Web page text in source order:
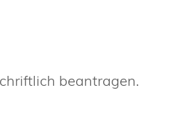
beantragen.